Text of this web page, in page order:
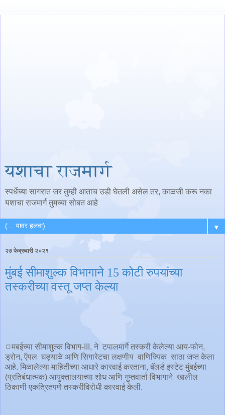
यशाचा राजमार्ग
स्पर्धेच्या सागरात जर तुम्ही आताच उडी घेतली असेल तर, काळजी करू नका
यशाचा राजमार्ग तुमच्या सोबत आहे
▼
२७ फेब्रुवारी २०२१
मुंबई सीमाशुल्क विभागाने 15 कोटी रुपयांच्या
तस्करीच्या वस्तू जप्त केल्या
◻️मबईच्या सीमाशुल्क विभाग-III, ने टपालमार्गे तस्करी केलेल्या आय-फोन,
ड्रोन, ऍपल घड्याळे आणि सिगारेटचा लक्षणीय वाणिज्यिक साठा जप्त केला
आहे. मिळालेल्या माहितीच्या आधारे कारवाई करताना, बॅलर्ड इस्टेट मुंबईच्या
(प्रतिबंधात्मक) आयुक्तालयाच्या शोध आणि गुप्तवार्ता विभागाने खालील
ठिकाणी एकत्रितपणे तस्करीविरोधी कारवाई केली.